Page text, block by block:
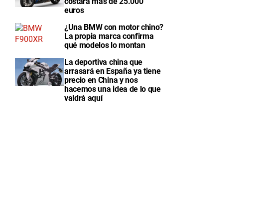
euros
¿Una BMW con motor chino?
La propia marca confirma
qué modelos lo montan
La deportiva china que
arrasará en España ya tiene
precio en China y nos
hacemos una idea de lo que
valdrá aquí